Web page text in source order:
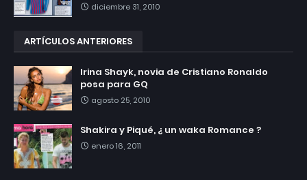
diciembre 31, 2010
ARTÍCULOS ANTERIORES
Irina Shayk, novia de Cristiano Ronaldo
posa para GQ
agosto 25, 2010
Shakira y Piqué, ¿ un waka Romance ?
enero 16, 2011